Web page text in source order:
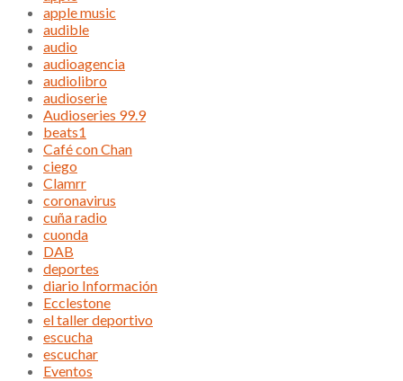
apple music
audible
audio
audioagencia
audiolibro
audioserie
Audioseries 99.9
beats1
Café con Chan
ciego
Clamrr
coronavirus
cuña radio
cuonda
DAB
deportes
diario Información
Ecclestone
el taller deportivo
escucha
escuchar
Eventos